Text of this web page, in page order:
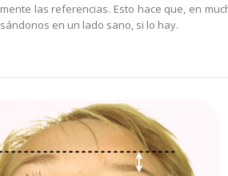
las referencias. Esto hace que, en
en un lado sano, si lo hay.